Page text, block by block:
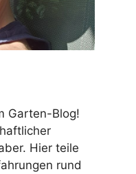
Garten-Blog!
Hier teile
rund